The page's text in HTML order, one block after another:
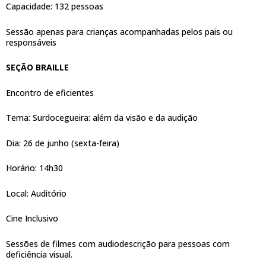
Capacidade: 132 pessoas
Sessão apenas para crianças acompanhadas pelos pais ou
responsáveis
SEÇÃO BRAILLE
Encontro de eficientes
Tema: Surdocegueira: além da visão e da audição
Dia: 26 de junho (sexta-feira)
Horário: 14h30
Local: Auditório
Cine Inclusivo
Sessões de filmes com audiodescrição para pessoas com
deficiência visual.